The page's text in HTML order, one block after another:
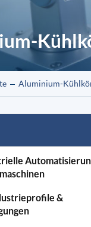
Aluminium-
&